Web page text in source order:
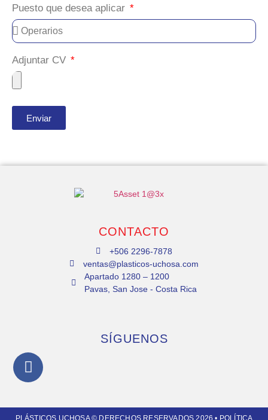
Puesto que desea aplicar
Adjuntar CV
Enviar
CONTACTO
+506 2296-7878
ventas@plasticos-uchosa.com
Apartado 1280 – 1200
Pavas, San Jose - Costa Rica
SÍGUENOS
PLÁSTICOS UCHOSA © DERECHOS RESERVADOS 2026 • POLÍTICA